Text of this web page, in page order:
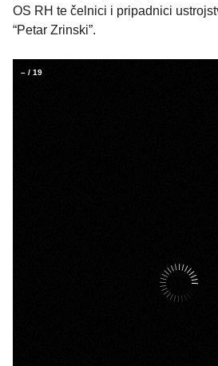
OS RH te čelnici i pripadnici
“Petar Zrinski”.
– / 19